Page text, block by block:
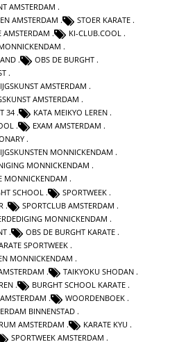
AMSTERDAM
AMSTERDAM
STOER KARATE
AMSTERDAM
KI-CLUB.COOL
OBS DE BURGHT
AMSTERDAM
AMSTERDAM
34
KATA MEIKYO LEREN
EXAM AMSTERDAM
MONNICKENDAM
MONNICKENDAM
MONNICKENDAM
SCHOOL
SPORTWEEK
SPORTCLUB AMSTERDAM
MONNICKENDAM
OBS DE BURGHT KARATE
SPORTWEEK
MONNICKENDAM
TAIKYOKU SHODAN
BURGHT SCHOOL KARATE
WOORDENBOEK
BINNENSTAD
AMSTERDAM
KARATE KYU
SPORTWEEK AMSTERDAM